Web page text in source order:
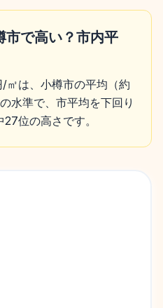
市で高い？市内平
㎡は、小樽市の平均（約
水準で、市平均を下回り
位の高さです。